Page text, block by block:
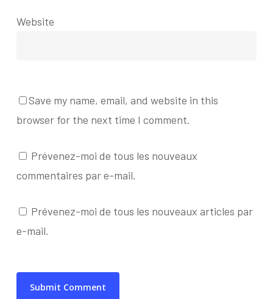
Website
Save my name, email, and website in this
browser for the next time I comment.
Prévenez-moi de tous les nouveaux
commentaires par e-mail.
Prévenez-moi de tous les nouveaux articles par
e-mail.